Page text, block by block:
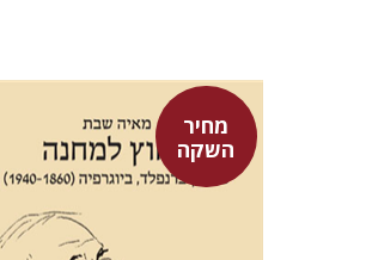
מחיר
השקה
מאיה שבת